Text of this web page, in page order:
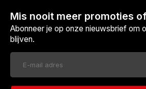
Mis nooit meer promoties
Abonneer je op onze nieuwsbrief om
blijven.